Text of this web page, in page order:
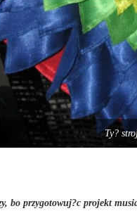
Ty?
bo przygotowuj?c projekt